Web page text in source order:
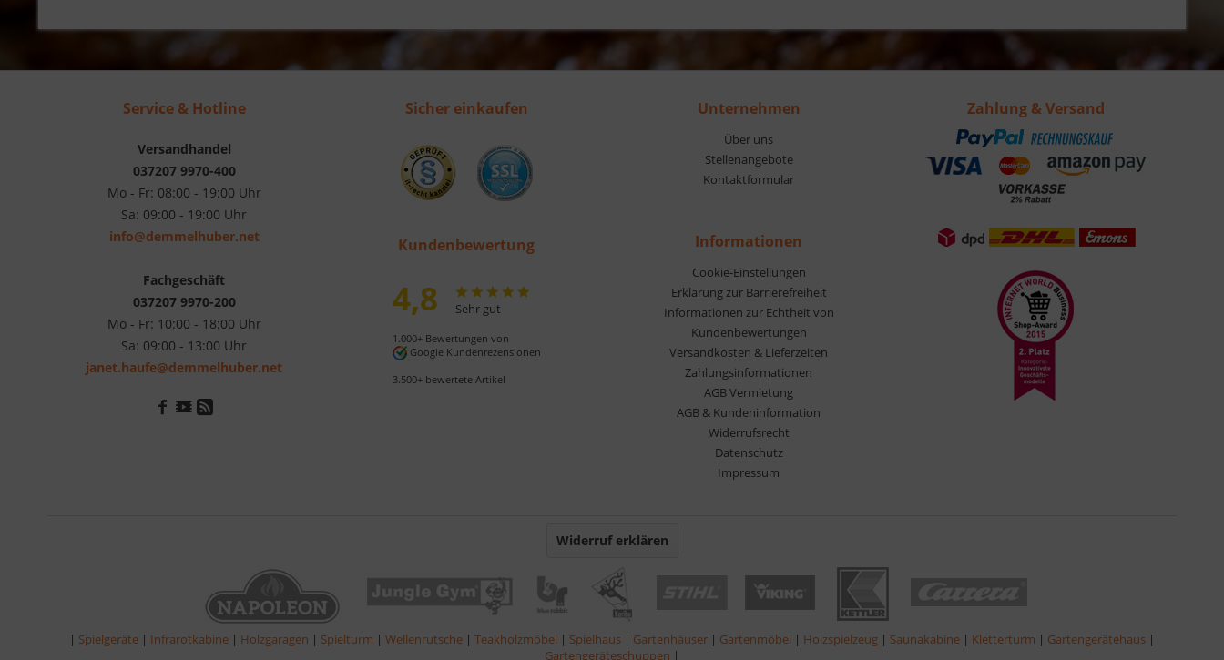
Service & Hotline
Versandhandel
037207 9970-400
Mo - Fr: 08:00 - 19:00 Uhr
Sa: 09:00 - 19:00 Uhr
info@demmelhuber.net
Fachgeschäft
037207 9970-200
Mo - Fr: 10:00 - 18:00 Uhr
Sa: 09:00 - 13:00 Uhr
janet.haufe@demmelhuber.net
Sicher einkaufen
Kundenbewertung
4,8 Sehr gut
1.000+ Bewertungen von
Google Kundenrezensionen
3.500+ bewertete Artikel
Unternehmen
Über uns
Stellenangebote
Kontaktformular
Informationen
Cookie-Einstellungen
Erklärung zur Barrierefreiheit
Informationen zur Echtheit von
Kundenbewertungen
Versandkosten & Lieferzeiten
Zahlungsinformationen
AGB Vermietung
AGB & Kundeninformation
Widerrufsrecht
Datenschutz
Impressum
Zahlung & Versand
Widerruf erklären
| Spielgeräte | Infrarotkabine | Holzgaragen | Spielturm | Wellenrutsche | Teakholzmöbel | Spielhaus | Gartenhäuser | Gartenmöbel | Holzspielzeug | Saunakabine | Kletterturm | Gartengerätehaus |
Gartengeräteschuppen |